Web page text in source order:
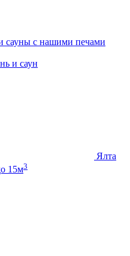
сауны с нашими печами
и саун
Ялта
15м3